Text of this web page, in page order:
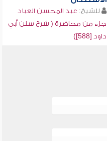
للشيخ: عبد المحسن العباد
جزء من محاضرة ( شرح سنن أبي
داود [588])